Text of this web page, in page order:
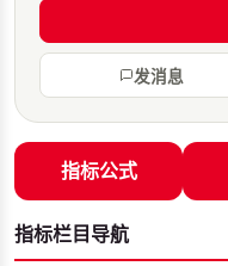
发消息
指标公式
指标栏目导航